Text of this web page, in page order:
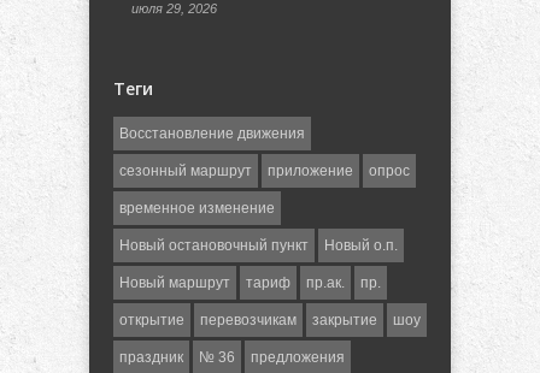
июля 29, 2026
Теги
Восстановление движения
сезонный маршрут приложение опрос
временное изменение
Новый остановочный пункт Новый о.п.
Новый маршрут тариф пр.ак. пр.
открытие перевозчикам закрытие шоу
праздник № 36 предложения